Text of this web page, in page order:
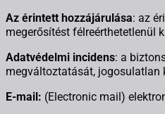
Az érintett hozzájárulása: az
megerősítést félreérthetetlenül
Adatvédelmi incidens: a
megváltoztatását, jogosulatlan
E-mail: (Electronic mail)